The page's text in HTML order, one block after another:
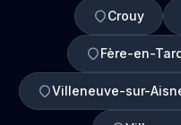
Crouy
Fère-en-
Villeneuve-sur-